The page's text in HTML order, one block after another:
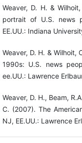
Weaver, D. H. &
portrait of U.S. news
EE.UU.: Indiana
Weaver, D. H. & Wilhoit,
1990s: U.S. news
ee.UU.: Lawrence
Weaver, D. H., Beam,
C. (2007). The
NJ, EE.UU.: Lawrence